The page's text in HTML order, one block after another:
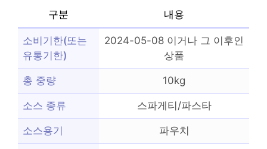
구분 내용
소비기한(또는
유통기한)
2024-05-08 이거나 그 이후인
상품
총 중량 10kg
소스 종류 스파게티/파스타
소스용기 파우치